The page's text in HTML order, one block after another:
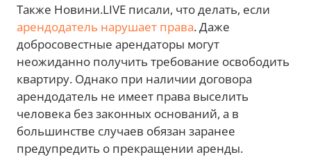
Также Новини.LIVE писали, что делать, если
арендодатель нарушает права. Даже
добросовестные арендаторы могут
неожиданно получить требование освободить
квартиру. Однако при наличии договора
арендодатель не имеет права выселить
человека без законных оснований, а в
большинстве случаев обязан заранее
предупредить о прекращении аренды.